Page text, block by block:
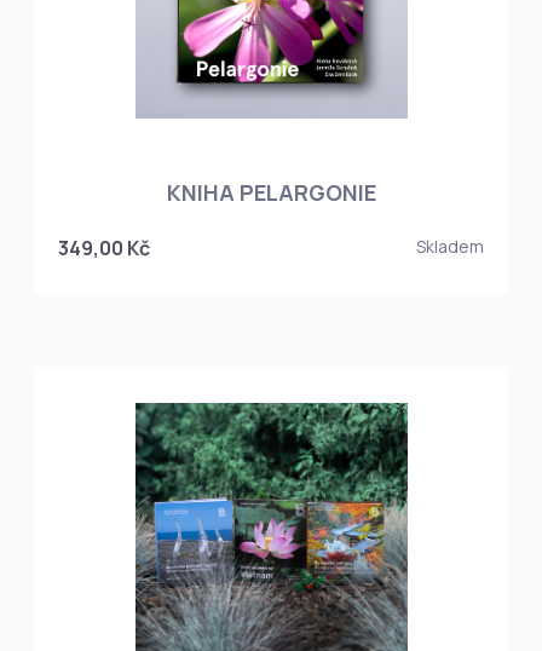
KNIHA PELARGONIE
349,00 Kč Skladem